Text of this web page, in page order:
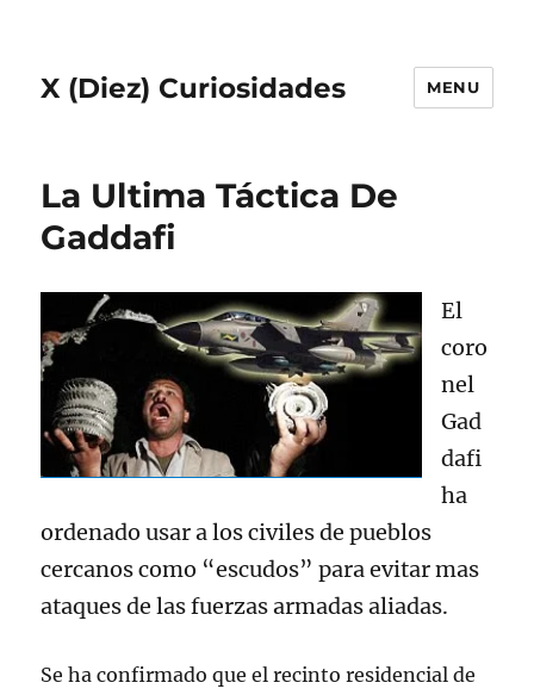
X (Diez) Curiosidades MENU
La Ultima Táctica De
Gaddafi
El
coro
nel
Gad
dafi
ha
ordenado usar a los civiles de pueblos
cercanos como “escudos” para evitar mas
ataques de las fuerzas armadas aliadas.
Se ha confirmado que el recinto residencial de